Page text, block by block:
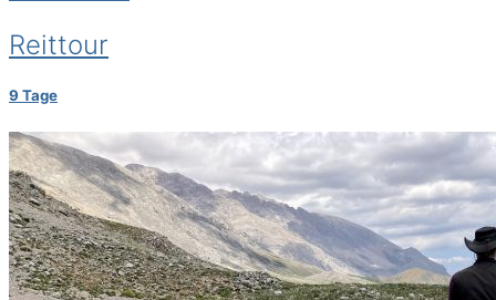
Reittour
9 Tage